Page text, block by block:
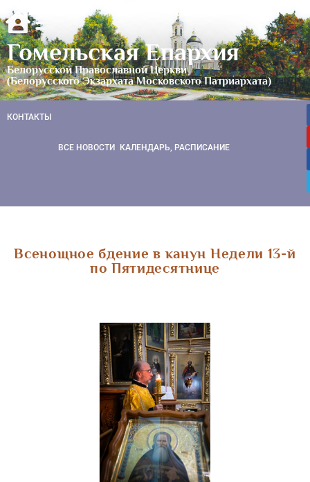
Гомельская Епархия
Белорусской Православной Церкви
(Белорусского Экзархата Московского Патриархата)
КОНТАКТЫ
ВСЕ НОВОСТИ КАЛЕНДАРЬ, РАСПИСАНИЕ
Всенощное бдение в канун Недели 13-й
по Пятидесятнице